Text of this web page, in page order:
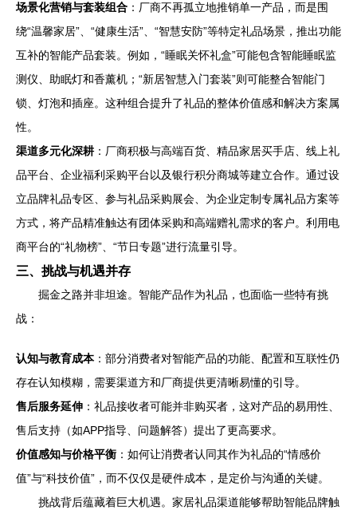
场景化营销与套装组合 ：厂商不再孤立地推销单一产品，而是围
绕“温馨家居”、“健康生活”、“智慧安防”等特定礼品场景，推出功能
互补的智能产品套装。例如，“睡眠关怀礼盒”可能包含智能睡眠监
测仪、助眠灯和香薰机；“新居智慧入门套装”则可能整合智能门
锁、灯泡和插座。这种组合提升了礼品的整体价值感和解决方案属
性。
渠道多元化深耕：厂商积极与高端百货、精品家居买手店、线上礼
品平台、企业福利采购平台以及银行积分商城等建立合作。通过设
立品牌礼品专区、参与礼品采购展会、为企业定制专属礼品方案等
方式，将产品精准触达有团体采购和高端赠礼需求的客户。利用电
商平台的“礼物榜”、“节日专题”进行流量引导。
三、挑战与机遇并存
掘金之路并非坦途。智能产品作为礼品，也面临一些特有挑
战：
认知与教育成本：部分消费者对智能产品的功能、配置和互联性仍
存在认知模糊，需要渠道方和厂商提供更清晰易懂的引导。
售后服务延伸 ：礼品接收者可能并非购买者，这对产品的易用性、
售后支持（如APP指导、问题解答）提出了更高要求。
价值感知与价格平衡 ：如何让消费者认同其作为礼品的“情感价
值”与“科技价值”，而不仅仅是硬件成本，是定价与沟通的关键。
挑战背后蕴藏着巨大机遇。家居礼品渠道能够帮助智能品牌触